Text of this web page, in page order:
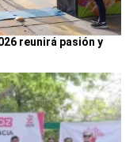
reunirá pasión y